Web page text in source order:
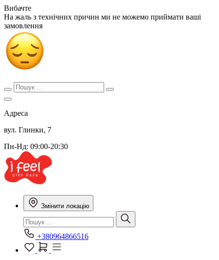
Вибачте
На жаль з технічних причин ми не можемо приймати ваші
замовлення
Адреса
вул. Глинки, 7
Пн-Нд: 09:00-20:30
Змінити локацію
+380964866516